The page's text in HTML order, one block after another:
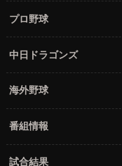
プロ野球
中日ドラゴンズ
海外野球
番組情報
試合結果